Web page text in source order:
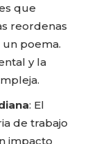
que
reordenas
poema.
y la
: El
de trabajo
impacto